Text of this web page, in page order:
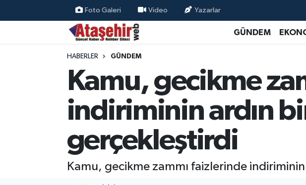
Foto Galeri Video Yazarlar
GÜNDEM
HABERLER GÜNDEM
Kamu, gecikme
indiriminin ardın
gerçekleştirdi
Kamu, gecikme zammı faizlerinde
Hava Durumu
Süper Lig Puan Durumu ve Fikstür
Tüm Manşetler
Son Dakika Haberleri
Haber Arşivi